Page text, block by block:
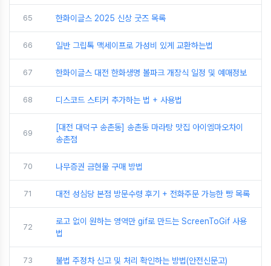
65 한화이글스 2025 신상 굿즈 목록
66 일반 그립톡 맥세이프로 가성비 있게 교환하는법
67 한화이글스 대전 한화생명 볼파크 개장식 일정 및 예매정보
68 디스코드 스티커 추가하는 법 + 사용법
69
[대전 대덕구 송촌동] 송촌동 마라탕 맛집 아이엠마오차이
송촌점
70 나무증권 금현물 구매 방법
71 대전 성심당 본점 방문수령 후기 + 전화주문 가능한 빵 목록
72
로고 없이 원하는 영역만 gif로 만드는 ScreenToGif 사용
법
73 불법 주정차 신고 및 처리 확인하는 방법(안전신문고)